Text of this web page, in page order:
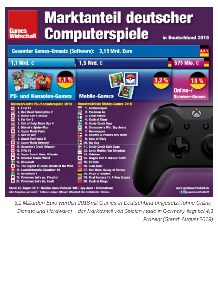
3,1 Milliarden Euro wurden 2018 mit Games in Deutschland umgesetzt (ohne Online-
Dienste und Hardware) – der Marktanteil von Spielen made in Germany liegt bei 4,3
Prozent (Stand: August 2019)